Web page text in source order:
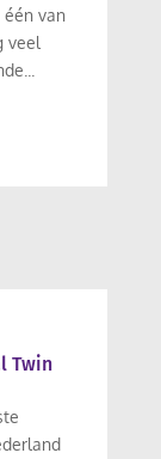
van
veel
Twin